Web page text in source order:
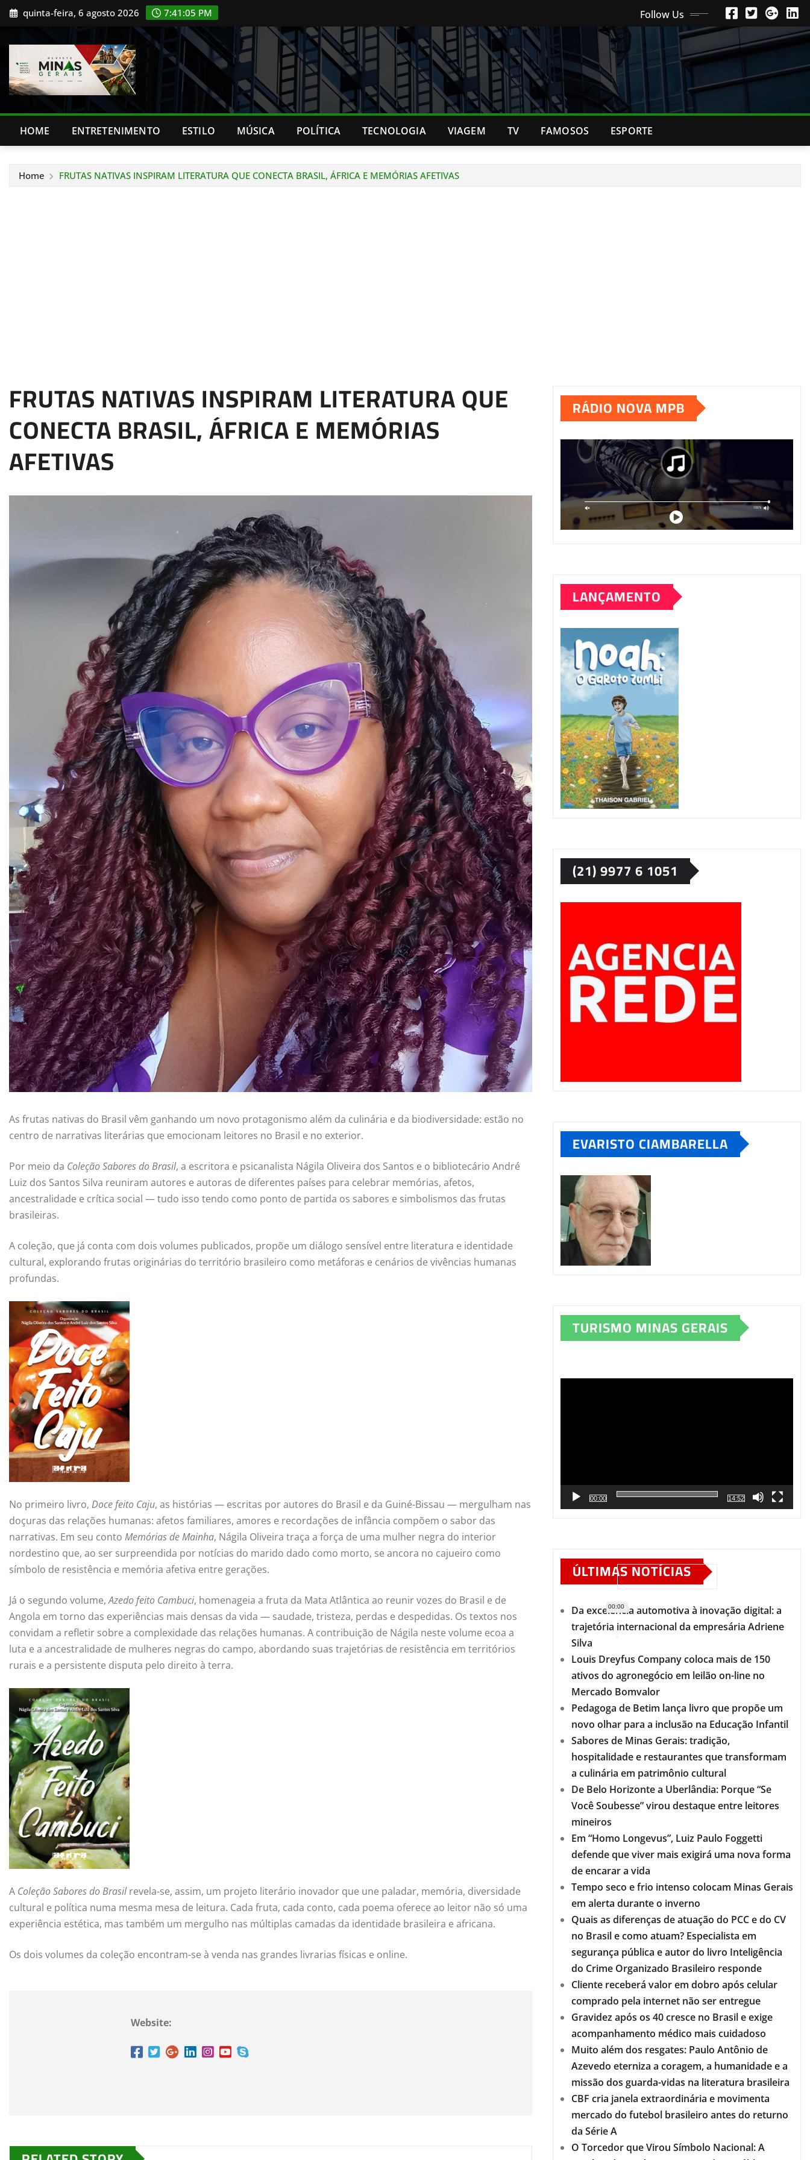
Skip quinta-feira, 6 agosto 2026 7:41:06 PM Follow Us
HOME ENTRETENIMENTO ESTILO MÚSICA POLÍTICA TECNOLOGIA VIAGEM TV FAMOSOS ESPORTE
Home FRUTAS NATIVAS INSPIRAM LITERATURA QUE CONECTA BRASIL, ÁFRICA E MEMÓRIAS AFETIVAS
FRUTAS NATIVAS INSPIRAM LITERATURA QUE
CONECTA BRASIL, ÁFRICA E MEMÓRIAS
AFETIVAS
As frutas nativas do Brasil vêm ganhando um novo protagonismo além da culinária e da biodiversidade: estão no
centro de narrativas literárias que emocionam leitores no Brasil e no exterior.
Por meio da Coleção Sabores do Brasil, a escritora e psicanalista Nágila Oliveira dos Santos e o bibliotecário André
Luiz dos Santos Silva reuniram autores e autoras de diferentes países para celebrar memórias, afetos,
ancestralidade e crítica social — tudo isso tendo como ponto de partida os sabores e simbolismos das frutas
brasileiras.
A coleção, que já conta com dois volumes publicados, propõe um diálogo sensível entre literatura e identidade
cultural, explorando frutas originárias do território brasileiro como metáforas e cenários de vivências humanas
profundas.
No primeiro livro, Doce feito Caju, as histórias — escritas por autores do Brasil e da Guiné-Bissau — mergulham nas
doçuras das relações humanas: afetos familiares, amores e recordações de infância compõem o sabor das
narrativas. Em seu conto Memórias de Mainha, Nágila Oliveira traça a força de uma mulher negra do interior
nordestino que, ao ser surpreendida por notícias do marido dado como morto, se ancora no cajueiro como
símbolo de resistência e memória afetiva entre gerações.
Já o segundo volume,Azedo feito Cambuci, homenageia a fruta da Mata Atlântica ao reunir vozes do Brasil e de
Angola em torno das experiências mais densas da vida — saudade, tristeza, perdas e despedidas. Os textos nos
convidam a refletir sobre a complexidade das relações humanas. A contribuição de Nágila neste volume ecoa a
luta e a ancestralidade de mulheres negras do campo, abordando suas trajetórias de resistência em territórios
rurais e a persistente disputa pelo direito à terra.
A Coleção Sabores do Brasilrevela-se, assim, um projeto literário inovador que une paladar, memória, diversidade
cultural e política numa mesma mesa de leitura. Cada fruta, cada conto, cada poema oferece ao leitor não só uma
experiência estética, mas também um mergulho nas múltiplas camadas da identidade brasileira e africana.
Os dois volumes da coleção encontram-se à venda nas grandes livrarias físicas e online.
Website:
RÁDIO NOVA MPB
LANÇAMENTO
(21) 9977 6 1051
EVARISTO CIAMBARELLA
TURISMO MINAS GERAIS
00:00
00:00
14:52
ÚLTIMAS NOTÍCIAS
Da excelência automotiva à inovação digital: a
trajetória internacional da empresária Adriene
Silva
Louis Dreyfus Company coloca mais de 150
ativos do agronegócio em leilão on-line no
Mercado Bomvalor
Pedagoga de Betim lança livro que propõe um
novo olhar para a inclusão na Educação Infantil
Sabores de Minas Gerais: tradição,
hospitalidade e restaurantes que transformam
a culinária em patrimônio cultural
De Belo Horizonte a Uberlândia: Porque “Se
Você Soubesse” virou destaque entre leitores
mineiros
Em “Homo Longevus”, Luiz Paulo Foggetti
defende que viver mais exigirá uma nova forma
de encarar a vida
Tempo seco e frio intenso colocam Minas Gerais
em alerta durante o inverno
Quais as diferenças de atuação do PCC e do CV
no Brasil e como atuam? Especialista em
segurança pública e autor do livro Inteligência
do Crime Organizado Brasileiro responde
Cliente receberá valor em dobro após celular
comprado pela internet não ser entregue
Gravidez após os 40 cresce no Brasil e exige
acompanhamento médico mais cuidadoso
Muito além dos resgates: Paulo Antônio de
Azevedo eterniza a coragem, a humanidade e a
missão dos guarda-vidas na literatura brasileira
CBF cria janela extraordinária e movimenta
mercado do futebol brasileiro antes do returno
da Série A
O Torcedor que Virou Símbolo Nacional: A